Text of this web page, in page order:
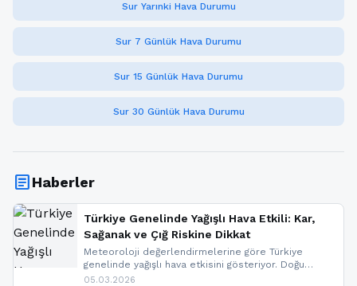
Sur Yarınki Hava Durumu
Sur 7 Günlük Hava Durumu
Sur 15 Günlük Hava Durumu
Sur 30 Günlük Hava Durumu
articleHaberler
Türkiye Genelinde Yağışlı Hava Etkili: Kar,
Sağanak ve Çığ Riskine Dikkat
Meteoroloji değerlendirmelerine göre Türkiye
genelinde yağışlı hava etkisini gösteriyor. Doğu
bölgelerinde kar yağışı beklenirken Marmara ve
05.03.2026